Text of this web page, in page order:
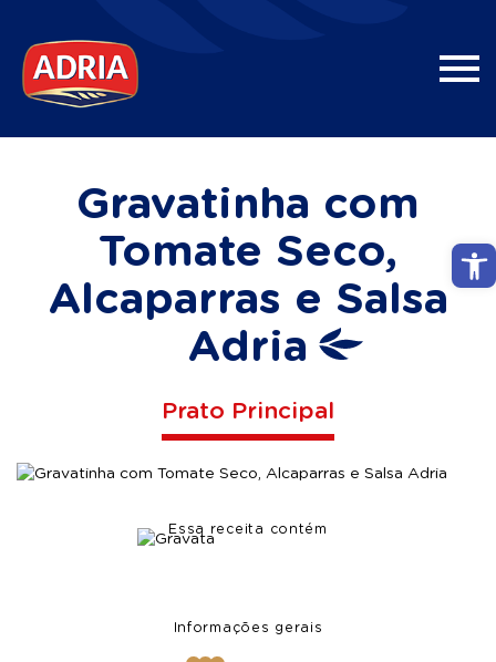
Gravatinha com
Tomate Seco,
Alcaparras e Salsa
Adria
Prato Principal
Essa receita contém
Informações gerais